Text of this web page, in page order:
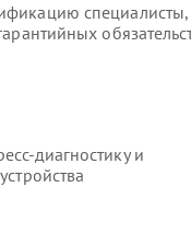
специалисты,
диагностику и